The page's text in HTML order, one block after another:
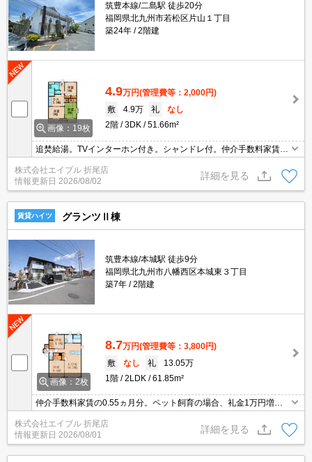
筑豊本線/二島駅 徒歩20分
福岡県北九州市若松区片山１丁目
築24年
2階建
画像：19枚
4.9万円(管理費等：2,000円)
敷
4.9万 礼
なし
2階
3DK 51.66m²
追焚給湯。TVインターホン付き。シャンドレ付。仲介手数料家賃の
株式会社エイブル 折尾店
情報更新日 2026/08/02
詳細を見る
賃貸ハイツ グランツⅡ棟
筑豊本線/本城駅 徒歩9分
福岡県北九州市八幡西区本城東３丁目
築7年
2階建
画像：2枚
8.7万円(管理費等：3,800円)
敷
なし 礼
13.05万
1階
2LDK 61.85m²
仲介手数料家賃の0.55ヵ月分。ペット飼育の場合、礼金1万円増。
ートロック付きで女性の方も安心。宅配ボックスあり。
株式会社エイブル 折尾店
情報更新日 2026/08/01
詳細を見る